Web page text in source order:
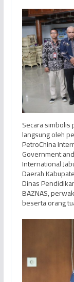
Secara
langsung oleh
PetroChina
Government
International
Daerah
Dinas
BAZNAS,
beserta orang